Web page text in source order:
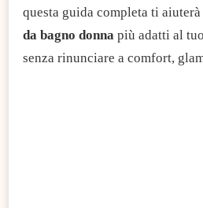
questa guida completa ti
da bagno donna più adatti al
senza rinunciare a comfort,